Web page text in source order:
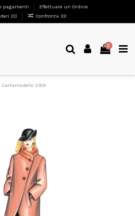
pagamenti
Effettuare un Ordine
(0) Confronta (0)
0
Cartamodello 2919